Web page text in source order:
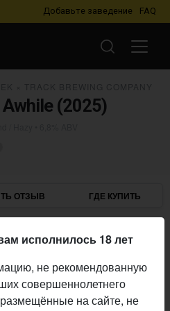
Добавьте заведение FAQ
Awhile (2025)
ОТЗЫВ ГДЕ КУПИТЬ
Track Brewing Company
исполнилось 18 лет
не рекомендованную
совершеннолетнего
на сайте, не